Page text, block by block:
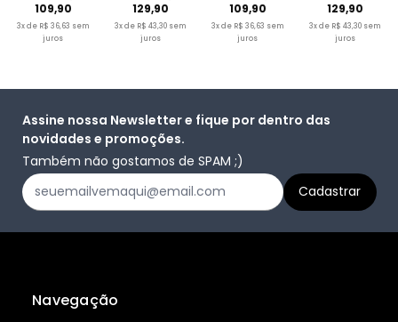
109,90
3x de R$ 36,63 sem
juros
129,90
3x de R$ 43,30 sem
juros
109,90
3x de R$ 36,63 sem
juros
129,90
3x de R$ 43,30 sem
juros
Assine nossa Newsletter e fique por dentro das
novidades e promoções.
Também não gostamos de SPAM ;)
Navegação